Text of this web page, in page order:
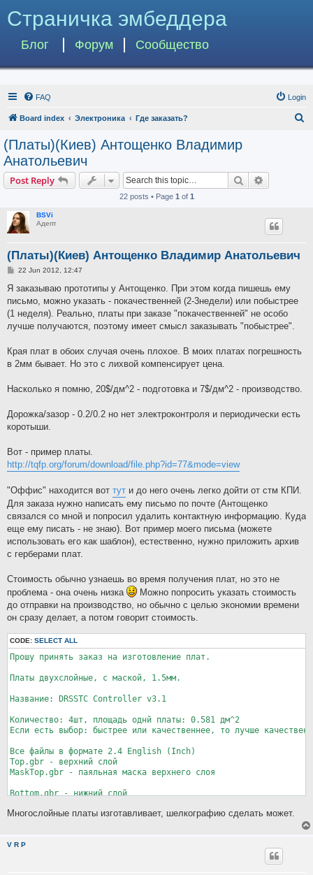
Страничка эмбеддера
Блог Форум Сообщество
FAQ Login
Board index Электроника Где заказать?
(Платы)(Киев) Антощенко Владимир
Анатольевич
Post Reply Search
22 posts • Page 1 of 1
BSVi
Адепт
(Платы)(Киев) Антощенко Владимир Анатольевич
P
s
22 Jun 2012, 12:47
Я заказываю прототипы у Антощенко. При этом когда пишешь ему
письмо, можно указать - покачественней (2-3недели) или побыстрее
(1 неделя). Реально, платы при заказе "покачественней" не особо
лучше получаются, поэтому имеет смысл заказывать "побыстрее".
Края плат в обоих случая очень плохое. В моих платах погрешность
в 2мм бывает. Но это с лихвой компенсирует цена.
Насколько я помню, 20$/дм^2 - подготовка и 7$/дм^2 - производство.
Дорожка/зазор - 0.2/0.2 но нет электроконтроля и периодически есть
коротыши.
Вот - пример платы.
http://tqfp.org/forum/download/file.php?id=77&mode=view
"Оффис" находится вот тут и до него очень легко дойти от стм КПИ.
Для заказа нужно написать ему письмо по почте (Антощенко
связался со мной и попросил удалить контактную информацию. Куда
еще ему писать - не знаю). Вот пример моего письма (можете
использовать его как шаблон), естественно, нужно приложить архив
с герберами плат.
Стоимость обычно узнаешь во время получения плат, но это не
проблема - она очень низка
Можно попросить указать стоимость
до отправки на производство, но обычно с целью экономии времени
он сразу делает, а потом говорит стоимость.
CODE: SELECT ALL
Прошу принять заказ на изготовление плат.
Платы двухслойные, с маской, 1.5мм.
Название: DRSSTC Controller v3.1
Количество: 4шт, площадь однй платы: 0.581 дм^2
Если есть выбор: быстрее или качественнее, то лучше
Все файлы в формате 2.4 English (Inch)
Top.gbr - верхний слой
MaskTop.gbr - паяльная маска верхнего слоя
Bottom.gbr - нижний слой
Многослойные платы изготавливает, шелкографию сделать может.
V R P